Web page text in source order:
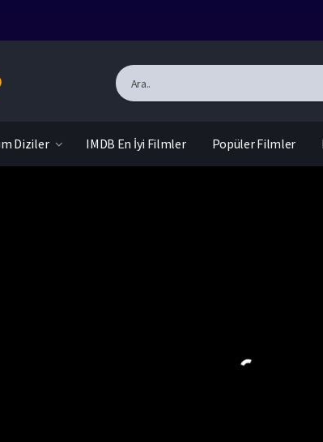
Diziler IMDB En İyi Filmler Popüler Filmler